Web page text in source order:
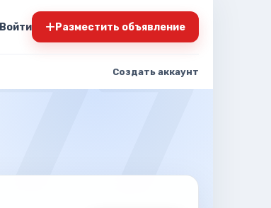
Войти + Разместить объявление
Создать аккаунт